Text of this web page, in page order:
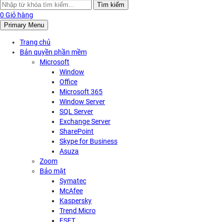
Search
for:
Tìm kiếm
0 Giỏ hàng
Primary Menu
Trang chủ
Bản quyền phần mềm
Microsoft
Window
Office
Microsoft 365
Window Server
SQL Server
Exchange Server
SharePoint
Skype for Business
Asuza
Zoom
Bảo mật
Symatec
McAfee
Kaspersky
Trend Micro